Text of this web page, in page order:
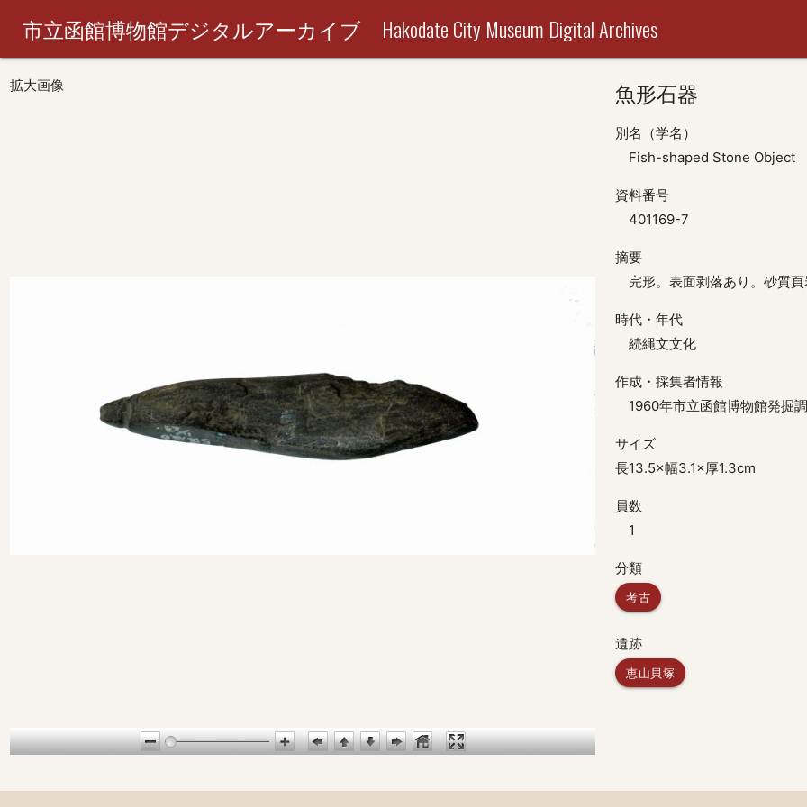
市立函館博物館デジタルアーカイブ Hakodate City Museum Digital Archives
拡大画像 魚形石器
別名（学名）
Fish-shaped Stone Object
資料番号
401169-7
摘要
完形。表面剥落あり。砂質
時代・年代
続縄文文化
作成・採集者情報
1960年市立函館博物館発掘
サイズ
長13.5×幅3.1×厚1.3cm
員数
1
分類
考古
遺跡
恵山貝塚